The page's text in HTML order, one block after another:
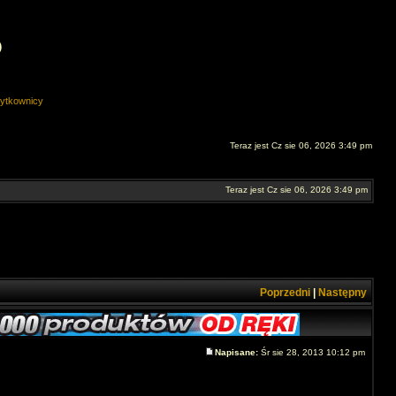
Teraz jest Cz sie 06, 2026 3:49 pm
Teraz jest Cz sie 06, 2026 3:49 pm
Poprzedni Następny
Napisane: Śr sie 28, 2013 10:12 pm